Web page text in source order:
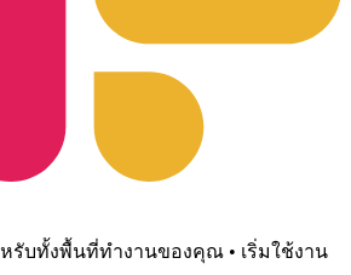
หรับทั้งพื้นที่ทำงานของคุณ • เริ่มใช้งาน